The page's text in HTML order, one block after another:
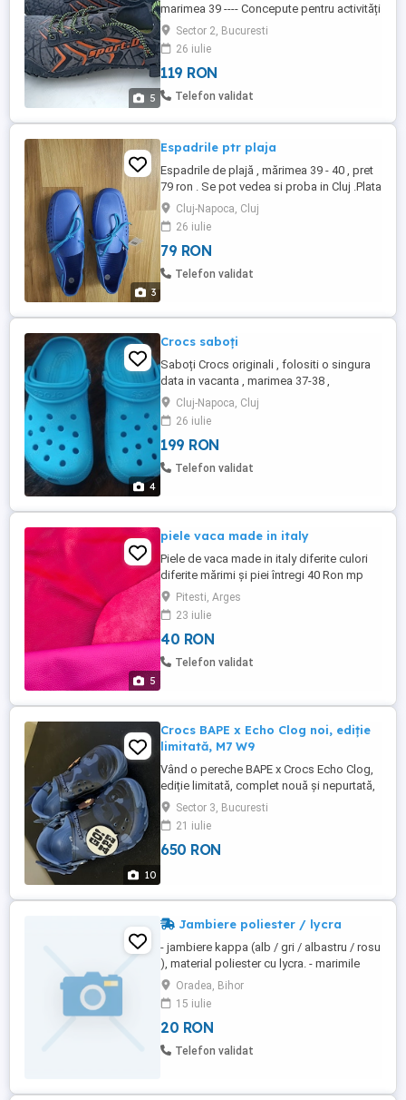
5
marimea 39 ---- Concepute pentru activități
precum înotul sau mersul pe plajă. ---
Caracteristici: Pantofi de tip "barefoot"
(desculț) cu uscare rapidă. --- Design:
Încălțămintea are o culoare gri cu accente
portocalii și prezintă un sistem de
Sector 2, Bucuresti
26 iulie
119 RON
Telefon validat
3
Espadrile ptr plaja
Espadrile de plajă , mărimea 39 - 40 , pret
79 ron . Se pot vedea si proba in Cluj .Plata
si transportul la alegerea cumparatorului
se face in cont. Nu trimit ramburs
Cluj-Napoca, Cluj
26 iulie
79 RON
Telefon validat
4
Crocs saboți
Saboți Crocs originali , folositi o singura
data in vacanta , marimea 37-38 ,
aproximativ 23.5 cm in interior . Pret 199
ron . Nu trimit ramburs . Se pot vedea si
proba in Cluj . Plata plus transprt in avans
in cont
Cluj-Napoca, Cluj
26 iulie
199 RON
Telefon validat
5
piele vaca made in italy
Piele de vaca made in italy diferite culori
diferite mărimi și piei întregi 40 Ron mp
Pitesti, Arges
23 iulie
40 RON
Telefon validat
10
Crocs BAPE x Echo Clog noi, ediție
limitată, M7 W9
Vând o pereche BAPE x Crocs Echo Clog,
ediție limitată, complet nouă și nepurtată,
cu eticheta originală. Mărime conform
etichetei: US M7 W9, EU 39-40, UK M6 W7,
JP 25 și 260 mm. Culoare: albastru cu
imprimeu camuflaj. I-am comandat pentru
Sector 3, Bucuresti
21 iulie
650 RON
Jambiere poliester / lycra
- jambiere kappa (alb / gri / albastru / rosu
), material poliester cu lycra. - marimile
disponibile sunt 35-38 si 42-45.
Oradea, Bihor
15 iulie
20 RON
Telefon validat